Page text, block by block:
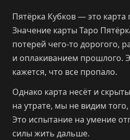
Пятёрка Кубков — это карта
Значение карты Таро
потерей чего-то дорогого,
и оплакиванием прошлого.
кажется, что все пропало.
Однако карта несёт и
на утрате, мы не видим
Это испытание на умение
силы жить дальше.